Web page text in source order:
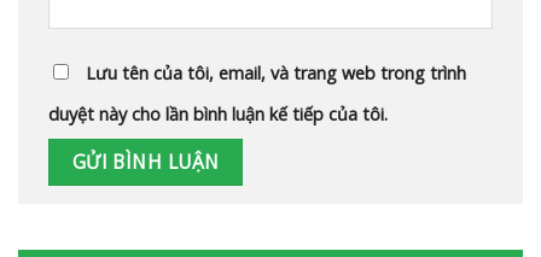
Lưu tên của tôi, email, và trang web trong trình
duyệt này cho lần bình luận kế tiếp của tôi.